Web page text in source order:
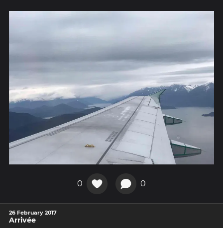
0 0
26 February 2017
Arrivée